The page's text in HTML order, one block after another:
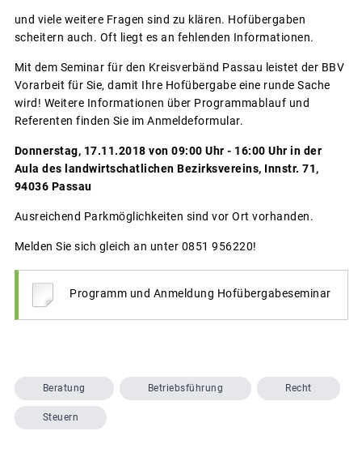
und viele weitere Fragen sind zu klären. Hofübergaben
scheitern auch. Oft liegt es an fehlenden Informationen.
Mit dem Seminar für den Kreisverbänd Passau leistet der BBV
Vorarbeit für Sie, damit Ihre Hofübergabe eine runde Sache
wird! Weitere Informationen über Programmablauf und
Referenten finden Sie im Anmeldeformular.
Donnerstag, 17.11.2018 von 09:00 Uhr - 16:00 Uhr in der
Aula des landwirtschatlichen Bezirksvereins, Innstr. 71,
94036 Passau
Ausreichend Parkmöglichkeiten sind vor Ort vorhanden.
Melden Sie sich gleich an unter 0851 956220!
Programm und Anmeldung Hofübergabeseminar
Beratung Betriebsführung Recht
Steuern